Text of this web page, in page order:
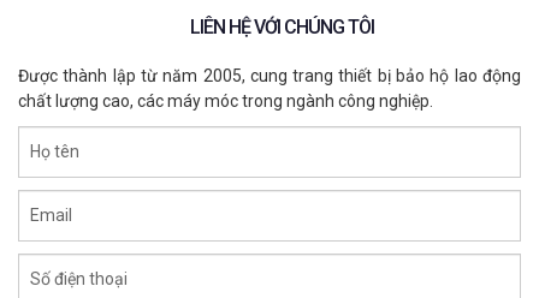
LIÊN HỆ VỚI CHÚNG TÔI
Được thành lập từ năm 2005, cung trang thiết bị bảo hộ lao động
chất lượng cao, các máy móc trong ngành công nghiệp.
Họ tên
Email
Số điện thoại